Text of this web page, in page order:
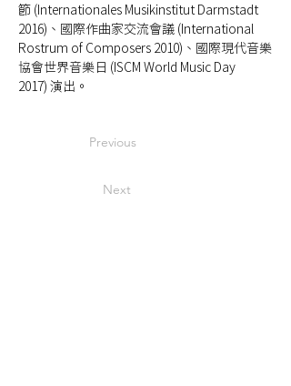
節 (Internationales Musikinstitut Darmstadt
2016)、國際作曲家交流會議 (International
Rostrum of Composers 2010)、國際現代音樂
協會世界音樂日 (ISCM World Music Day
2017) 演出。
Previous
Next